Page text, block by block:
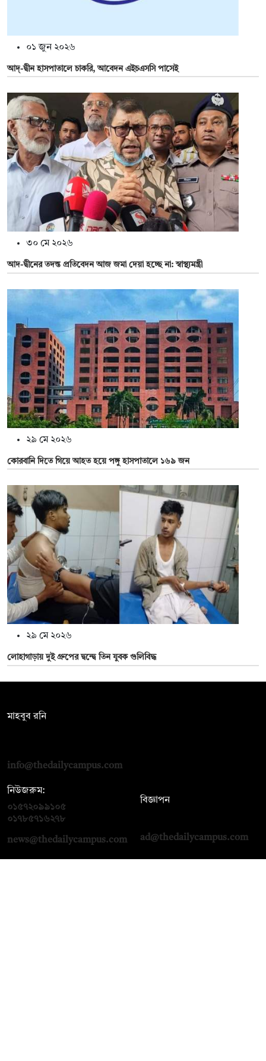
০১ জুন ২০২৬
আদ্-দ্বীন হাসপাতালে চাকরি, আবেদন এইচএসসি পাসেই
৩০ মে ২০২৬
আদ-দ্বীনের তদন্ত প্রতিবেদন আজ জমা দেয়া হচ্ছে না: স্বাস্থ্যমন্ত্রী
২৯ মে ২০২৬
কোরবানি দিতে গিয়ে আহত হয়ে পঙ্গু হাসপাতালে ১৬৯ জন
২৯ মে ২০২৬
লোহাগাড়ায় দুই গ্রুপের দ্বন্দ্বে তিন যুবক গুলিবিদ্ধ
মাহবুব রনি
info@thedailycampus.com
নিউজরুম:
০১৫৭২০৯৯১০৫
০১৭৮৫৭১৬২৭৮
news@thedailycampus.com
বিজ্ঞাপন
ad@thedailycampus.com